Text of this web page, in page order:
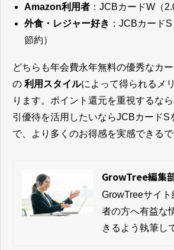
Amazon利用者 ：JCBカードW（
外食・レジャー好き ：JCBカード
節約）
どちらも年会費永年無料の優秀なカ
の 利用スタイルによって得られるメ
ります。ポイント還元を重視するな
引優待を活用したいならJCBカードS
で、より多くのお得感を実感できるで
GrowTree編集
GrowTreeサイ
者の方へ有益な
きるよう執筆し